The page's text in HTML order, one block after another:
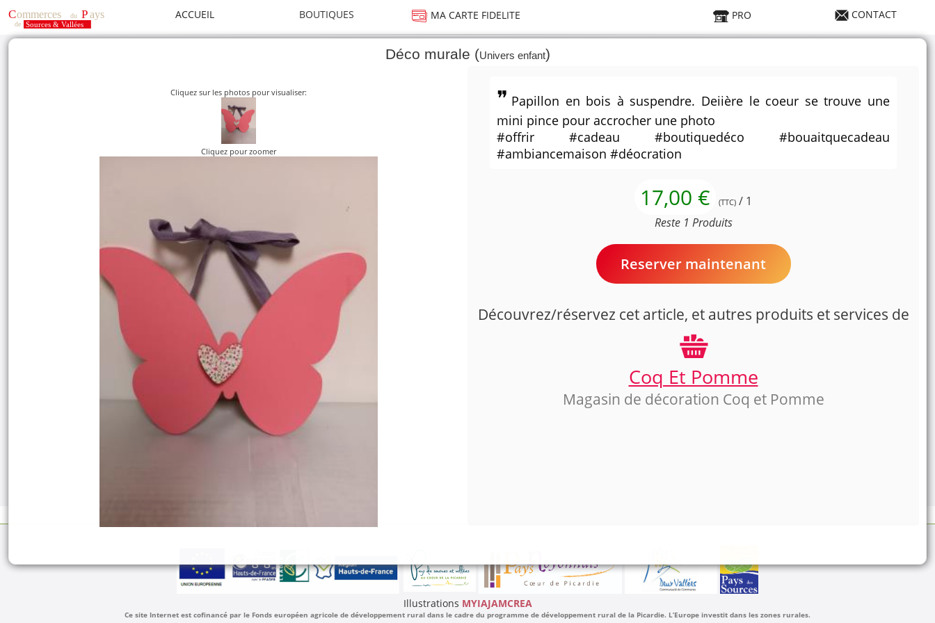
ACCUEIL BOUTIQUES MA CARTE FIDELITE PRO CONTACT
Déco murale (Univers enfant)
Cliquez sur les photos pour visualiser:
Cliquez pour zoomer
Papillon en bois à suspendre. Deiière le coeur se trouve une
mini pince pour accrocher une photo
#offrir #cadeau #boutiquedéco #bouaitquecadeau
#ambiancemaison #déocration
17,00 € (TTC) / 1
Reste 1 Produits
Reserver maintenant
Découvrez/réservez cet article, et autres produits et services de
Coq Et Pomme
Magasin de décoration Coq et Pomme
Illustrations MYIAJAMCREA
Ce site Internet est cofinancé par le Fonds européen agricole de développement rural dans le cadre du programme de développement rural de la Picardie. L’Europe investit dans les zones rurales.